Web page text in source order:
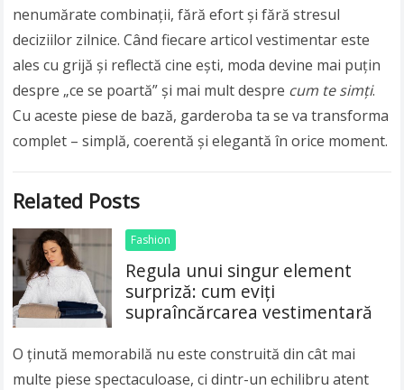
nenumărate combinații, fără efort și fără stresul
deciziilor zilnice. Când fiecare articol vestimentar este
ales cu grijă și reflectă cine ești, moda devine mai puțin
despre „ce se poartă” și mai mult despre cum te simți.
Cu aceste piese de bază, garderoba ta se va transforma
complet – simplă, coerentă și elegantă în orice moment.
Related Posts
Fashion
Regula unui singur element
surpriză: cum eviți
supraîncărcarea vestimentară
O ținută memorabilă nu este construită din cât mai
multe piese spectaculoase, ci dintr-un echilibru atent